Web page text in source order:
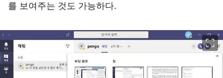
를 보여주는 것도 가능하다.